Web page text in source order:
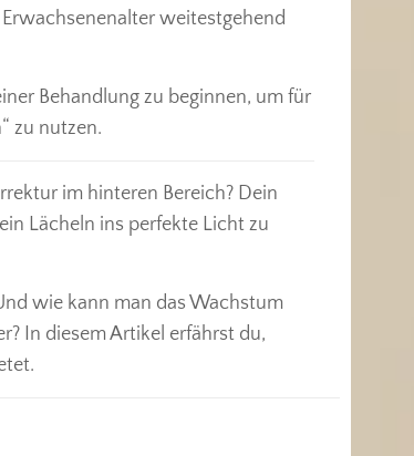
weitestgehend
Behandlung zu beginnen, um für
zu nutzen.
im hinteren Bereich? Dein
Lächeln ins perfekte Licht zu
wie kann man das Wachstum
In diesem Artikel erfährst du,